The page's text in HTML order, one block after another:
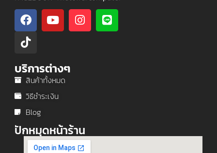
บริการต่างๆ
สินค้าทั้งหมด
วิธีชำระเงิน
Blog
ปักหมุดหน้าร้าน